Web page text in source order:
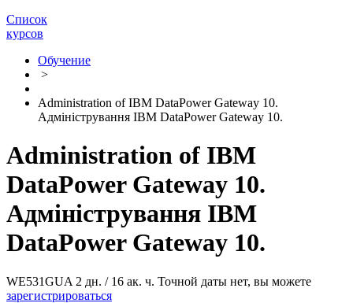
Список
курсов
Обучение
>
Administration of IBM DataPower Gateway 10.
Адміністрування IBM DataPower Gateway 10.
Administration of IBM
DataPower Gateway 10.
Адміністрування IBM
DataPower Gateway 10.
WE531GUA 2 дн. / 16 ак. ч. Точной даты нет, вы можете
зарегистрироваться